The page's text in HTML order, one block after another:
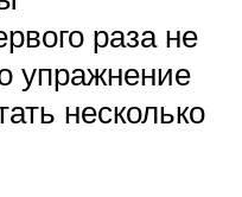
раза не
упражнение
несколько